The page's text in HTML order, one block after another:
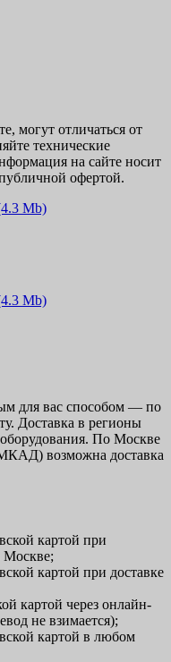
могут отличаться от
технические
на сайте носит
офертой.
Mb)
Mb)
для вас способом — по
Доставка в регионы
По Москве
возможна доставка
картой при
Москве;
картой при доставке
картой через онлайн-
не взимается);
картой в любом